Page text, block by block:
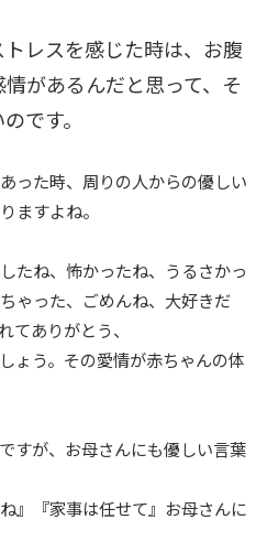
レスを感じた時は、お腹
があるんだと思って、 そ
です。
った時、周りの人からの優しい
ますよね。
たね、怖かったね、うるさかっ
ゃった、ごめんね、大好きだ
てありがとう、
ょう。その愛情が赤ちゃんの体
すが、お母さんにも優しい言葉
』『家事は任せて』お母さんに